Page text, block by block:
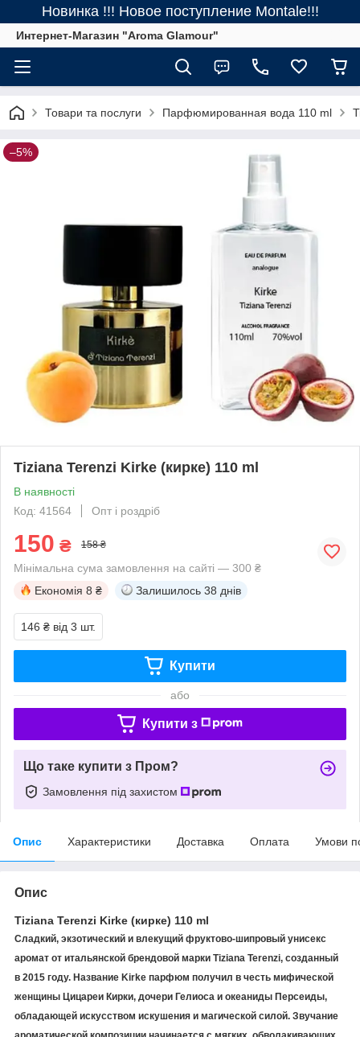
Новинка !!! Новое поступление Montale!!!
Интернет-Магазин "Aroma Glamour"
Товари та послуги Парфюмированная вода 110 ml
–5%
Tiziana Terenzi Kirke (кирке) 110 ml
В наявності
Код: 41564
Опт і роздріб
150 ₴ 158 ₴
Мінімальна сума замовлення на сайті — 300 ₴
Економія 8 ₴ Залишилось 38 днів
146 ₴ від 3 шт.
Купити
або
Купити з
Що таке купити з Пром?
Замовлення під захистом
Опис Характеристики Доставка Оплата Умови
Опис
Tiziana Terenzi Kirke (кирке) 110 ml
Сладкий, экзотический и влекущий фруктово-шипровый унисекс
аромат от итальянской брендовой марки Tiziana Terenzi, созданный
в 2015 году. Название Kirke парфюм получил в честь мифической
женщины Цицареи Кирки, дочери Гелиоса и океаниды Персеиды,
обладающей искусством искушения и магической силой. Звучание